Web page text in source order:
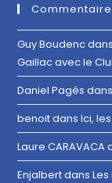
Guy Boudenc
Gaillac avec le
Daniel Pagés
benoitdansIci,
Laure CARAVACA
Enjalbertdans